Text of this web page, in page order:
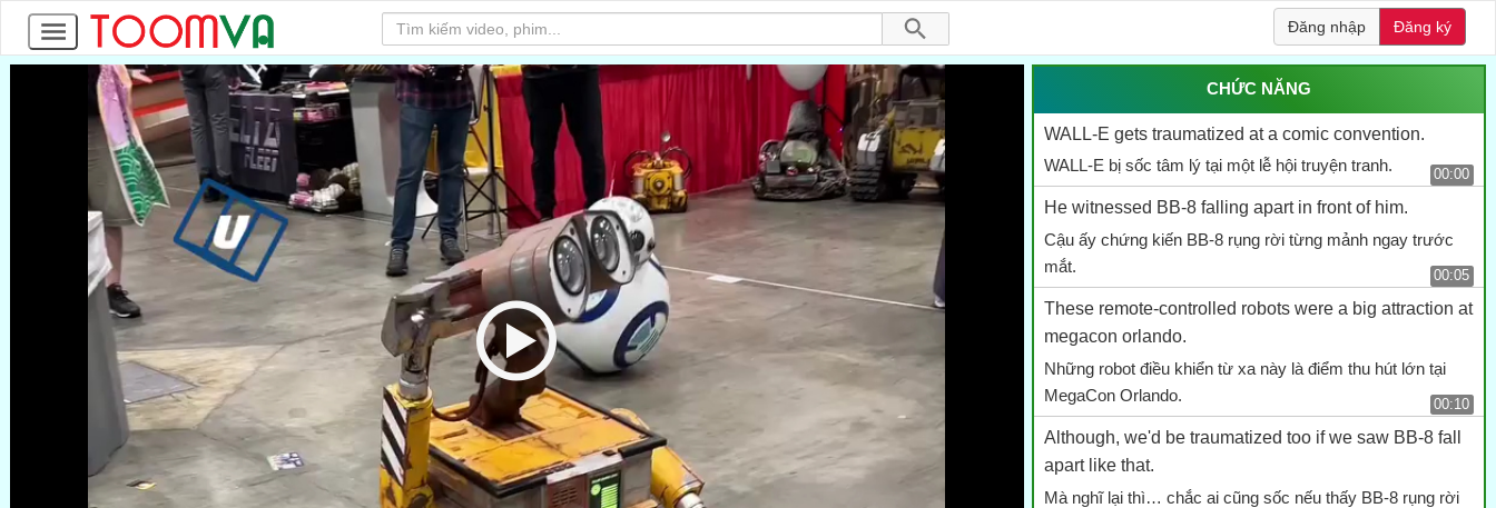
Đăng nhập Đăng ký
CHỨC NĂNG
WALL-E gets traumatized at a comic convention.
WALL-E bị sốc tâm lý tại một lễ hội truyện tranh.
00:00
He witnessed BB-8 falling apart in front of him.
Cậu ấy chứng kiến BB-8 rụng rời từng mảnh ngay trước
mắt.
00:05
These remote-controlled robots were a big attraction at
megacon orlando.
Những robot điều khiển từ xa này là điểm thu hút lớn tại
MegaCon Orlando.
00:10
Although, we'd be traumatized too if we saw BB-8 fall
apart like that.
Mà nghĩ lại thì… chắc ai cũng sốc nếu thấy BB-8 rụng rời